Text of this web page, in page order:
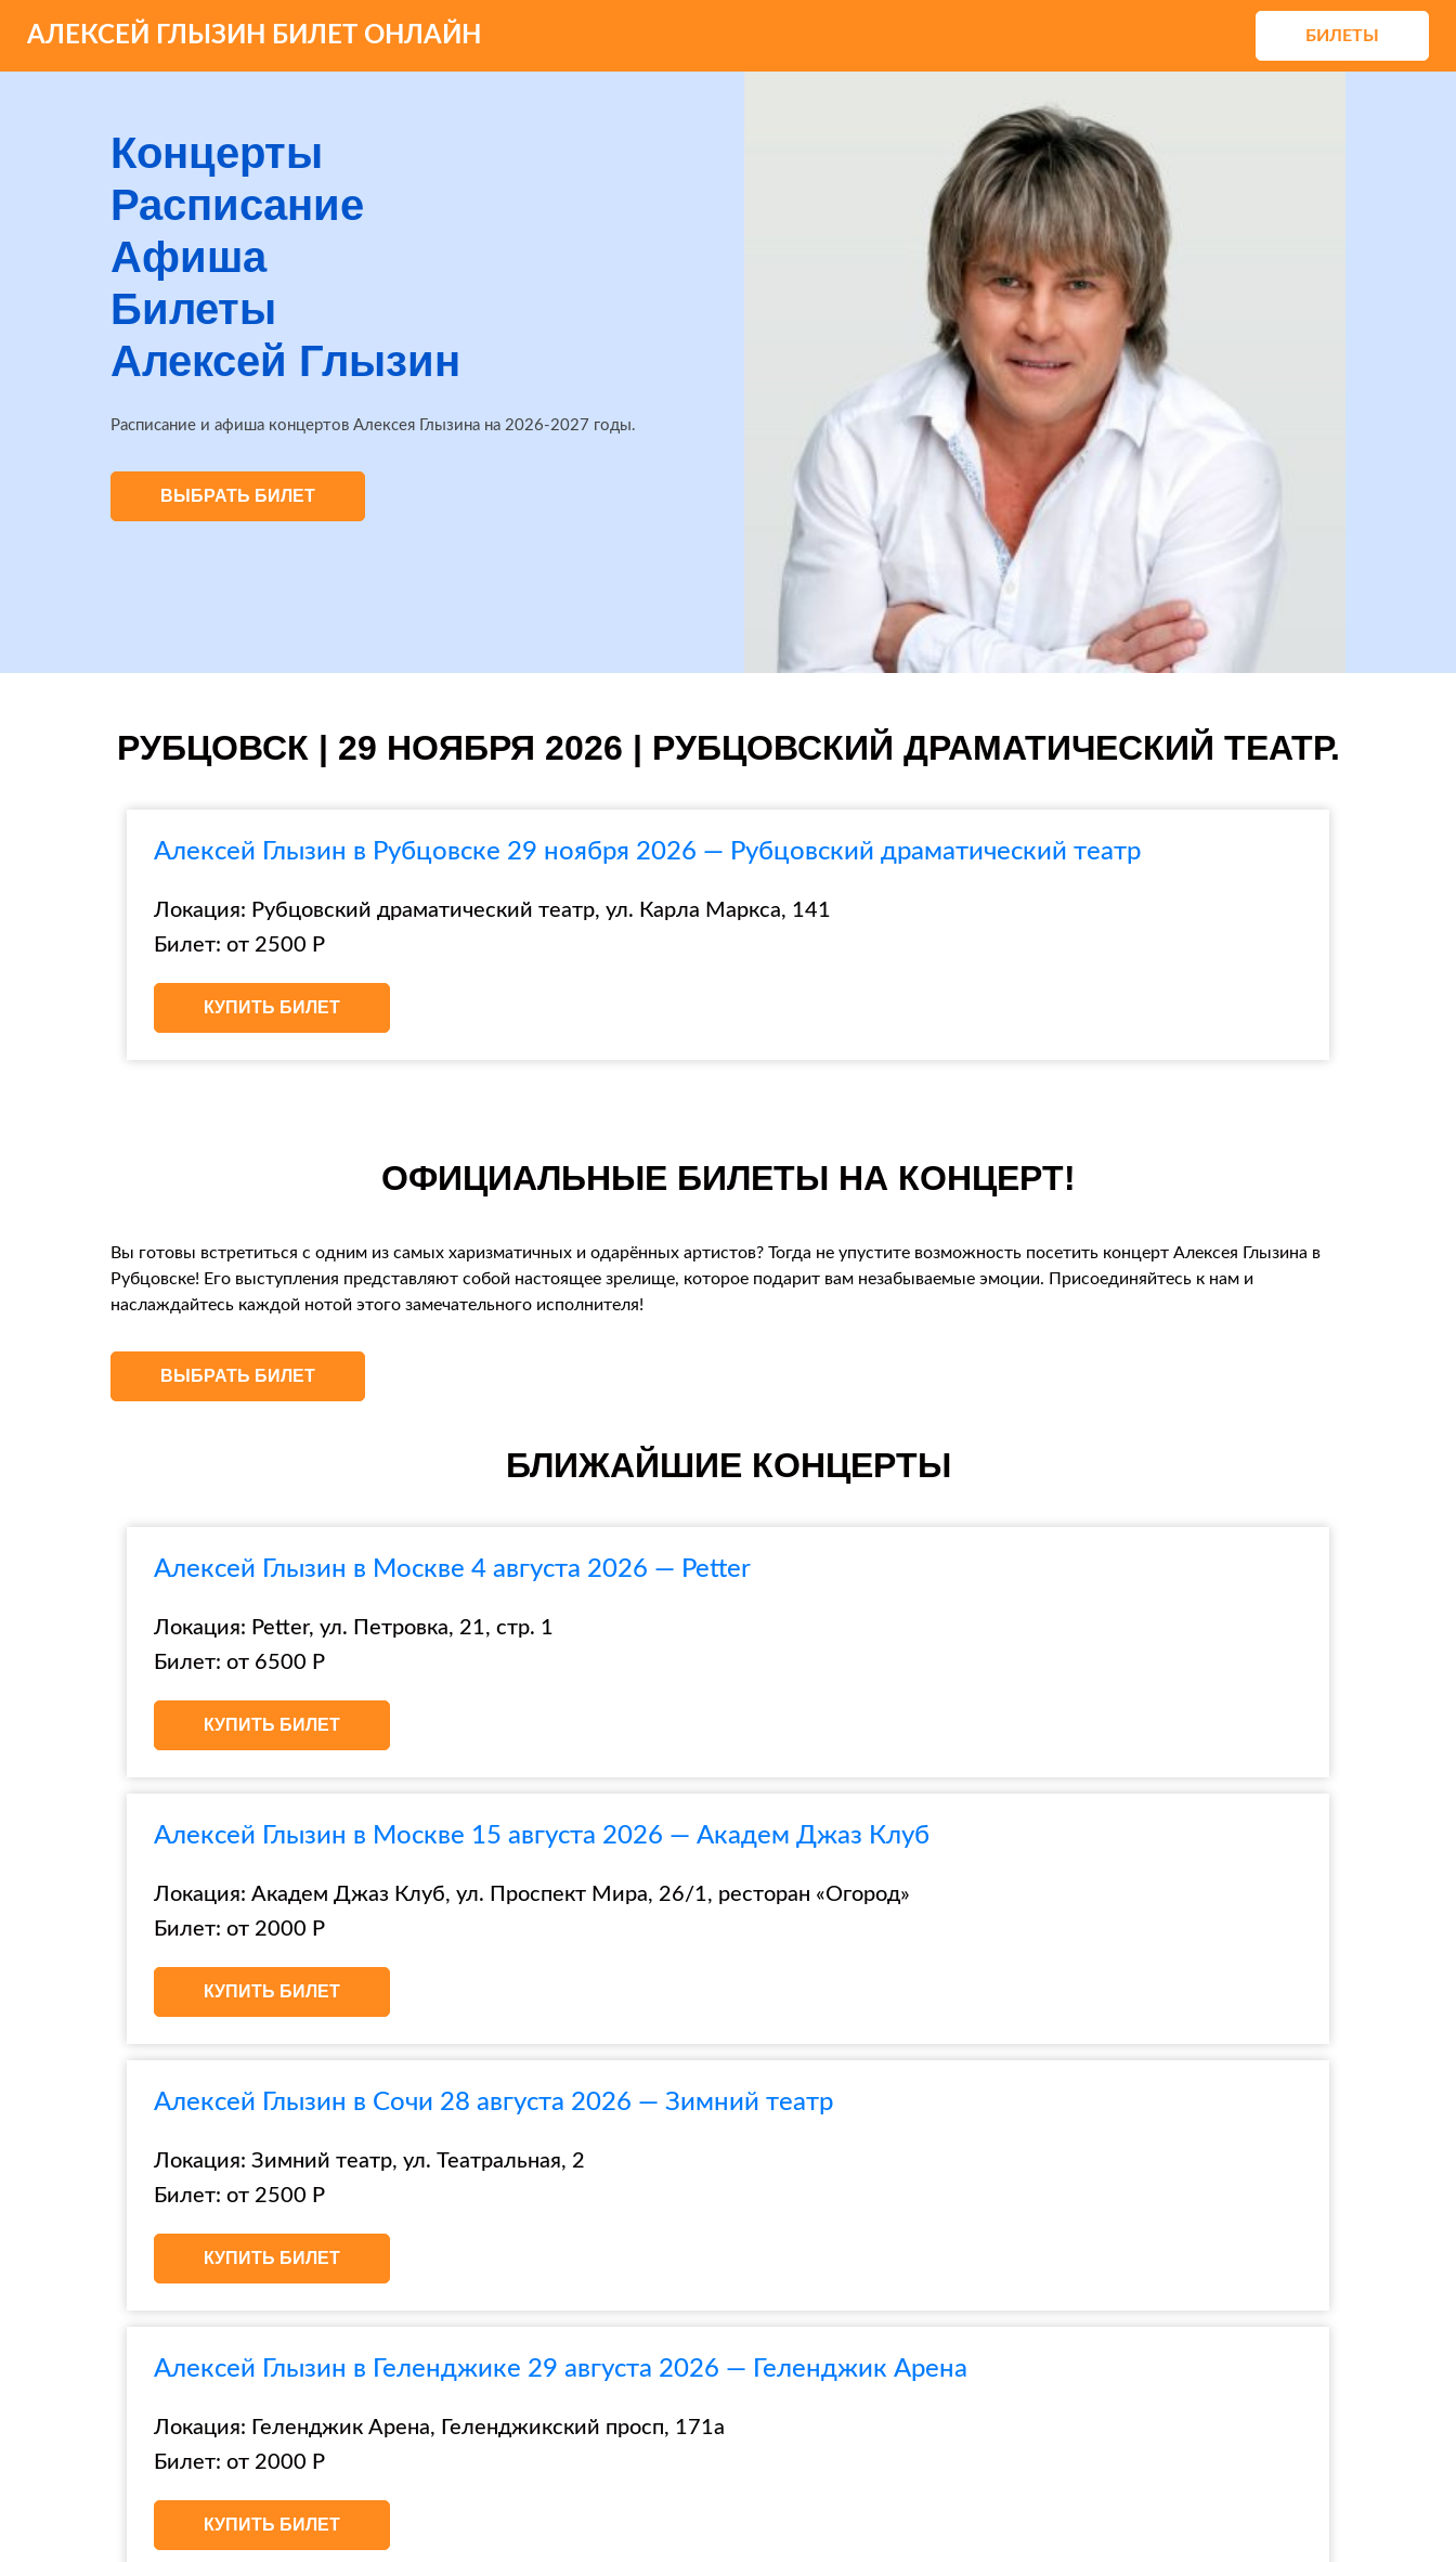
АЛЕКСЕЙ ГЛЫЗИН БИЛЕТ ОНЛАЙН БИЛЕТЫ
Концерты
Расписание
Афиша
Билеты
Алексей Глызин
Расписание и афиша концертов Алексея Глызина на 2026-2027 годы.
ВЫБРАТЬ БИЛЕТ
РУБЦОВСК | 29 НОЯБРЯ 2026 | РУБЦОВСКИЙ ДРАМАТИЧЕСКИЙ ТЕАТР.
Алексей Глызин в Рубцовске 29 ноября 2026 — Рубцовский драматический театр
Локация: Рубцовский драматический театр, ул. Карла Маркса, 141
Билет: от 2500 Р
КУПИТЬ БИЛЕТ
ОФИЦИАЛЬНЫЕ БИЛЕТЫ НА КОНЦЕРТ!
Вы готовы встретиться с одним из самых харизматичных и одарённых артистов? Тогда не упустите возможность посетить концерт Алексея Глызина в
Рубцовске! Его выступления представляют собой настоящее зрелище, которое подарит вам незабываемые эмоции. Присоединяйтесь к нам и
наслаждайтесь каждой нотой этого замечательного исполнителя!
ВЫБРАТЬ БИЛЕТ
БЛИЖАЙШИЕ КОНЦЕРТЫ
Алексей Глызин в Москве 4 августа 2026 — Petter
Локация: Petter, ул. Петровка, 21, стр. 1
Билет: от 6500 Р
КУПИТЬ БИЛЕТ
Алексей Глызин в Москве 15 августа 2026 — Академ Джаз Клуб
Локация: Академ Джаз Клуб, ул. Проспект Мира, 26/1, ресторан «Огород»
Билет: от 2000 Р
КУПИТЬ БИЛЕТ
Алексей Глызин в Сочи 28 августа 2026 — Зимний театр
Локация: Зимний театр, ул. Театральная, 2
Билет: от 2500 Р
КУПИТЬ БИЛЕТ
Алексей Глызин в Геленджике 29 августа 2026 — Геленджик Арена
Локация: Геленджик Арена, Геленджикский просп, 171а
Билет: от 2000 Р
КУПИТЬ БИЛЕТ